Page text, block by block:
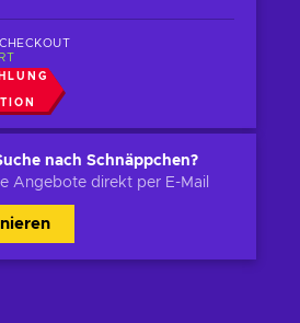
nach Schnäppchen?
Angebote direkt per E-Mail